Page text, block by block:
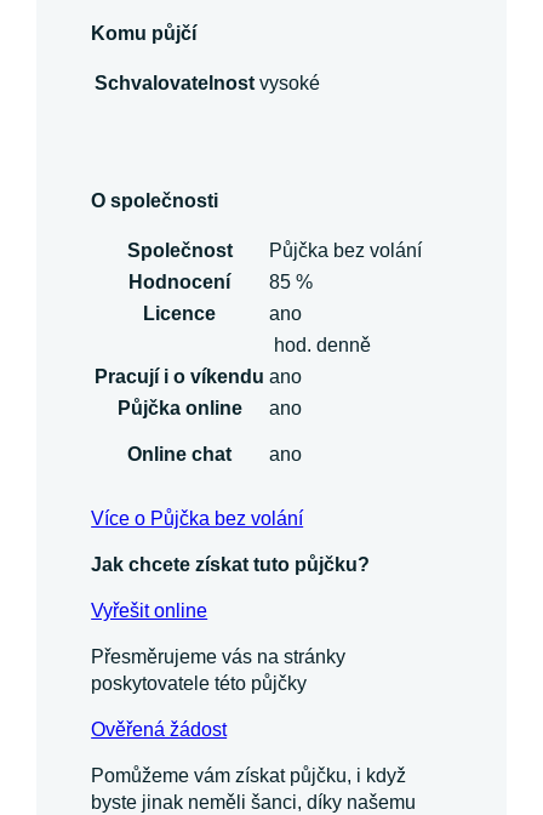
Komu půjčí
Schvalovatelnost vysoké
O společnosti
Společnost
Půjčka bez volání
Hodnocení
85 %
Licence
ano
hod. denně
Pracují i o víkendu ano
Půjčka online
ano
Online chat ano
Více o Půjčka bez volání
Jak chcete získat tuto půjčku?
Vyřešit online
Přesměrujeme vás na stránky
poskytovatele této půjčky
Ověřená žádost
Pomůžeme vám získat půjčku, i když
byste jinak neměli šanci, díky našemu